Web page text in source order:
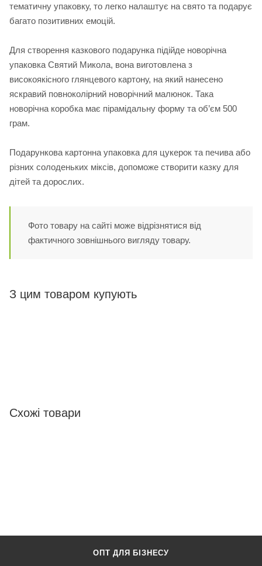
тематичну упаковку, то легко налаштує на свято та подарує
багато позитивних емоцій.
Для створення казкового подарунка підійде новорічна
упаковка Святий Микола, вона виготовлена з
високоякісного глянцевого картону, на який нанесено
яскравий повноколірний новорічний малюнок. Така
новорічна коробка має пірамідальну форму та об’єм 500
грам.
Подарункова картонна упаковка для цукерок та печива або
різних солоденьких міксів, допоможе створити казку для
дітей та дорослих.
Фото товару на сайті може відрізнятися від
фактичного зовнішнього вигляду товару.
З цим товаром купують
Схожі товари
ОПТ ДЛЯ БІЗНЕСУ